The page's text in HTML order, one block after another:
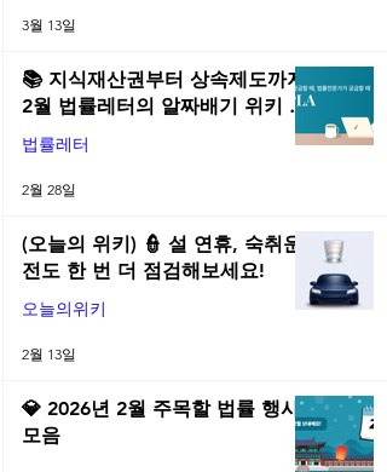
3월 13일
📚 지식재산권부터 상속제도까지,
2월 법률레터의 알짜배기 위키 모
음! | 2026년 2월 네플라 법률레터
법률레터
2월 28일
(오늘의 위키) 👮 설 연휴, 숙취운
전도 한 번 더 점검해보세요!
오늘의위키
2월 13일
💎 2026년 2월 주목할 법률 행사
모음